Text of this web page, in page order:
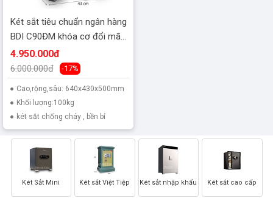
Két sắt tiêu chuẩn ngân hàng
BDI C90ĐM khóa cơ đổi mã
c
4.950.000đ
6.000.000đ -17%
Cao,rộng,sâu: 640x430x500mm
Khối lượng:100kg
két sắt chống cháy , bền bỉ
Két Sắt Mini Két sắt Việt Tiệp Két sắt nhập khẩu Két sắt cao cấp